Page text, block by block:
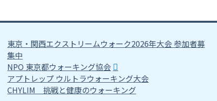
東京・関西エクストリームウォーク2026年大会 参加者募
集中
NPO 東京都ウォーキング協会
アプトレップ ウルトラウォーキング大会
CHYLIM 挑戦と健康のウォーキング